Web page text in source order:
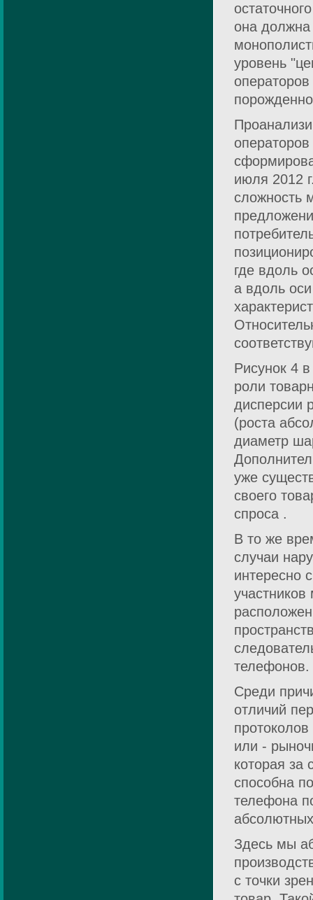
она
уровень
июля 2012
сложность
где вдоль
а вдоль
Рисунок 4
роли
дисперсии
(роста
диаметр
уже
своего
спроса .
В то же
случаи
интересно
телефонов.
Среди
отличий
или -
которая
способна
телефона
Здесь мы
с точки